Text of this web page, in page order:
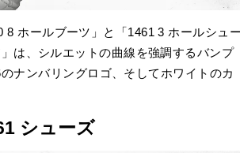
8 ホールブーツ」と「1461 3 ホールシュー
」は、シルエットの曲線を強調するバンプ
ナンバリングロゴ、そしてホワイトのカ
シューズ